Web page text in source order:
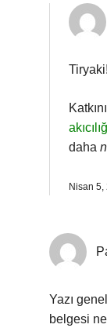
Tiryaki!
daha
Nisan 5,
Yazı
belgesi